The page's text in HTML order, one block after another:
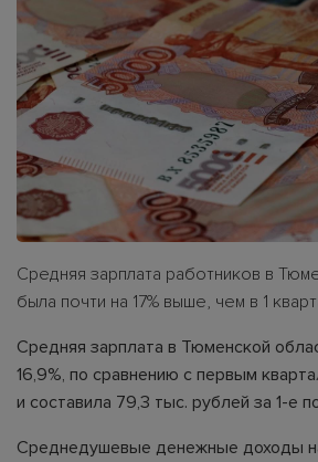
Средняя зарплата работников в
была почти на 17% выше, чем в 1
Средняя зарплата в Тюменской
16,9%, по сравнению с первым
и составила 79,3 тыс. рублей за 1-е
Среднедушевые денежные доходы